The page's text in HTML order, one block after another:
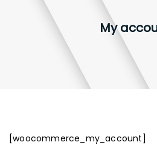
My
[woocommerce_my_account]